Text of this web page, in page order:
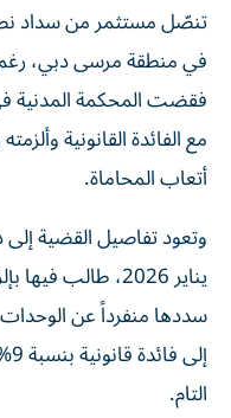
في منطقة مرسى دبي، رغم
مع الفائدة القانونية
أتعاب المحاماة.
وتعود تفاصيل القضية
يناير 2026، طالب
سددها منفرداً عن الوحدات
التام.